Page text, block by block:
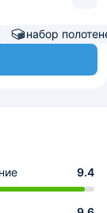
набор
9.4